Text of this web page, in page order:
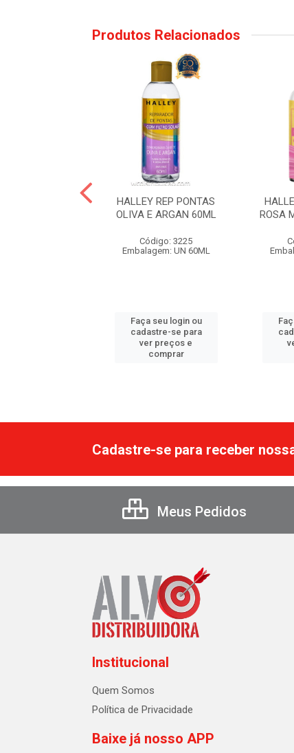
Produtos Relacionados
HALLEY REP PONTAS
OLIVA E ARGAN 60ML
Código: 3225
Embalagem: UN 60ML
Faça seu login ou
cadastre-se para
ver preços e
comprar
ROSA
Cadastre-se para receber
Meus Pedidos
Institucional
Quem Somos
Política de Privacidade
Baixe já nosso APP